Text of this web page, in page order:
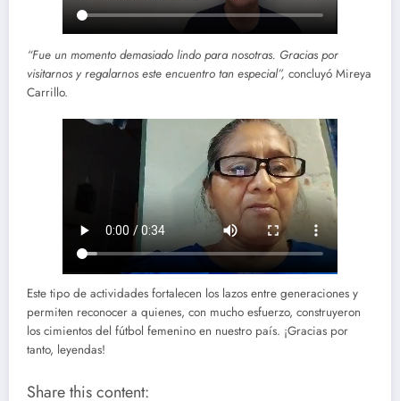
“Fue un momento demasiado lindo para nosotras. Gracias por
visitarnos y regalarnos este encuentro tan especial”, concluyó Mireya
Carrillo.
Este tipo de actividades fortalecen los lazos entre generaciones y
permiten reconocer a quienes, con mucho esfuerzo, construyeron
los cimientos del fútbol femenino en nuestro país. ¡Gracias por
tanto, leyendas!
Share this content: